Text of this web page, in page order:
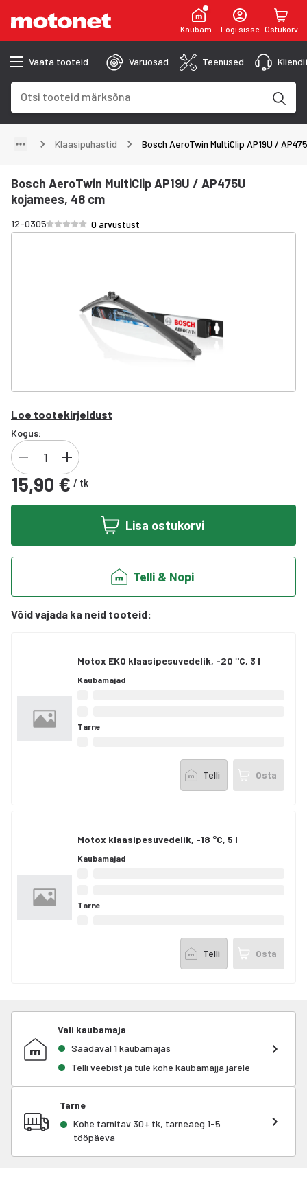
KaubamajaLogi sisse Ostukorv
Vaata tooteid Varuosad Teenused
Klaasipuhastid Bosch AeroTwin MultiClip AP19U /
Bosch AeroTwin MultiClip AP19U / AP475U
kojamees, 48 cm
12-0305Hinnang /5 tähte
0 arvustust
Loe tootekirjeldust
Kogus:
15,90 € / tk
Lisa ostukorvi
Telli & Nopi
Võid vajada ka neid tooteid:
Motox EKO klaasipesuvedelik, -20 °C, 3 l
Kaubamajad
Tarne
Telli Osta
Motox klaasipesuvedelik, -18 °C, 5 l
Kaubamajad
Tarne
Telli Osta
Vali kaubamaja
Saadaval 1 kaubamajas
Telli veebist ja tule kohe kaubamajja järele
Tarne
Kohe tarnitav 30+ tk, tarneaeg 1-5
tööpäeva